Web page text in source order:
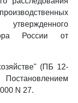
России от
(ПБ 12-
N 27.